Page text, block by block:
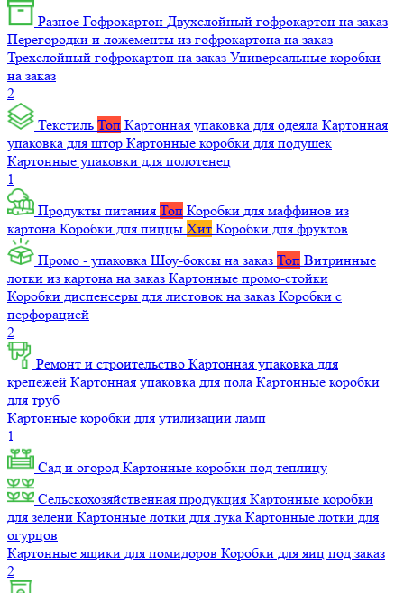
Разное Гофрокартон Двухслойный гофрокартон на заказ
Перегородки и ложементы из гофрокартона на заказ
Трехслойный гофрокартон на заказ Универсальные коробки
на заказ
2
Текстиль Топ Картонная упаковка для одеяла Картонная
упаковка для штор Картонные коробки для подушек
Картонные упаковки для полотенец
1
Продукты питания Топ Коробки для маффинов из
картона Коробки для пиццы Хит Коробки для фруктов
Промо - упаковка Шоу-боксы на заказ Топ Витринные
лотки из картона на заказ Картонные промо-стойки
Коробки диспенсеры для листовок на заказ Коробки с
перфорацией
2
Ремонт и строительство Картонная упаковка для
крепежей Картонная упаковка для пола Картонные коробки
для труб
Картонные коробки для утилизации ламп
1
Сад и огород Картонные коробки под теплицу
Сельскохозяйственная продукция Картонные коробки
для зелени Картонные лотки для лука Картонные лотки для
огурцов
Картонные ящики для помидоров Коробки для яиц под заказ
2